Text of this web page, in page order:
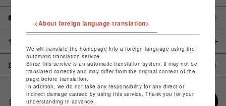
概要
サイズ
注意事項
シェアする
<About foreign language translation>
We will translate the homepage into a foreign language using the
automatic translation service.
Since this service is an automatic translation system, it may not be
translated correctly and may differ from the original content of the
page before translation.
In addition, we do not take any responsibility for any direct or
indirect damage caused by using this service. Thank you for your
understanding in advance.